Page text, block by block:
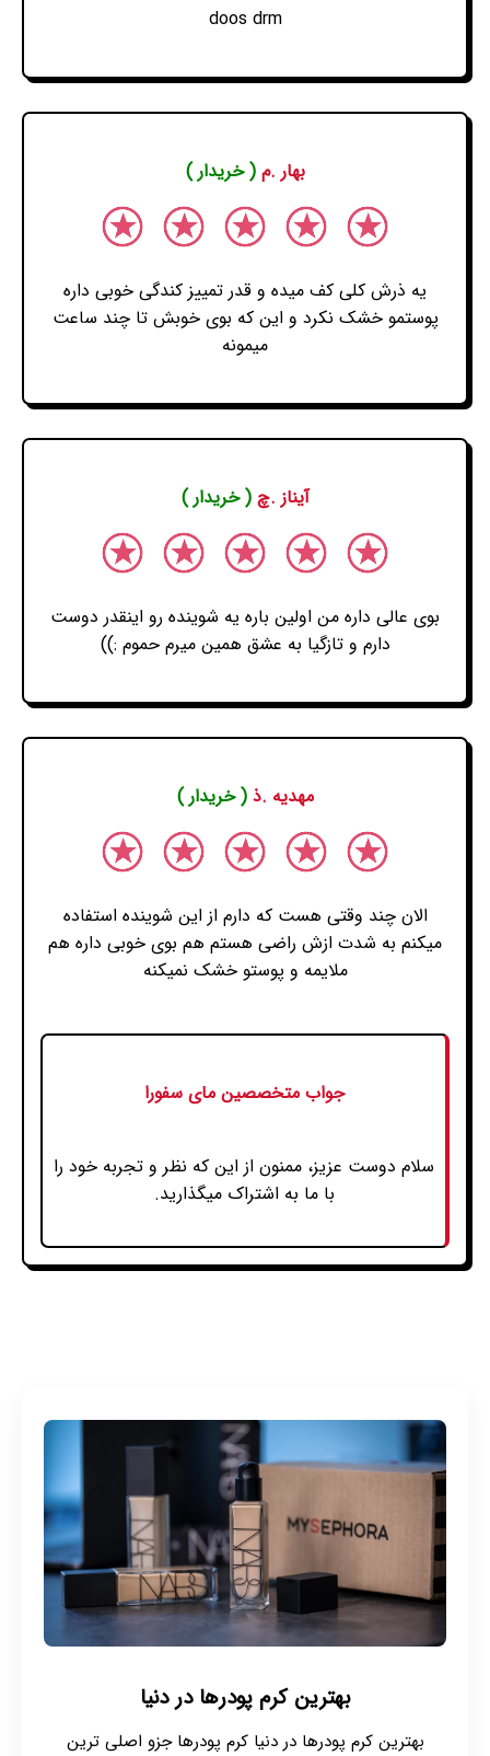
doos drm
بهار .م( خریدار )
یه ذرش کلی کف میده و قدر تمییز کندگی خوبی داره
پوستمو خشک نکرد و این که بوی خوبش تا چند ساعت
میمونه
آیناز .چ( خریدار )
بوی عالی داره من اولین باره یه شوینده رو اینقدر دوست
دارم و تازگیا به عشق همین میرم حموم :))
مهدیه .ذ( خریدار )
الان چند وقتی هست که دارم از این شوینده استفاده
میکنم به شدت ازش راضی هستم هم بوی خوبی داره هم
ملایمه و پوستو خشک نمیکنه
جواب متخصصین مای سفورا
سلام دوست عزیز، ممنون از این که نظر و تجربه خود را
با ما به اشتراک میگذارید.
بهترین کرم پودرها در دنیا
بهترین کرم پودرها در دنیا کرم پودرها جزو اصلی ترین